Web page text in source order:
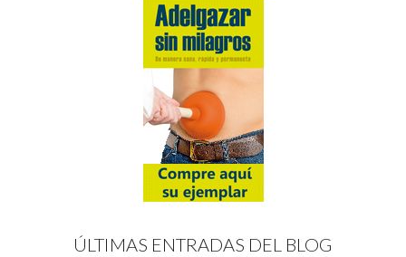
ÚLTIMAS ENTRADAS DEL BLOG